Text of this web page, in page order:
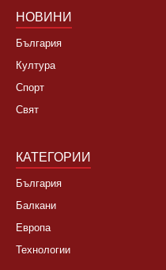
НОВИНИ
България
Култура
Спорт
Свят
КАТЕГОРИИ
България
Балкани
Европа
Технологии